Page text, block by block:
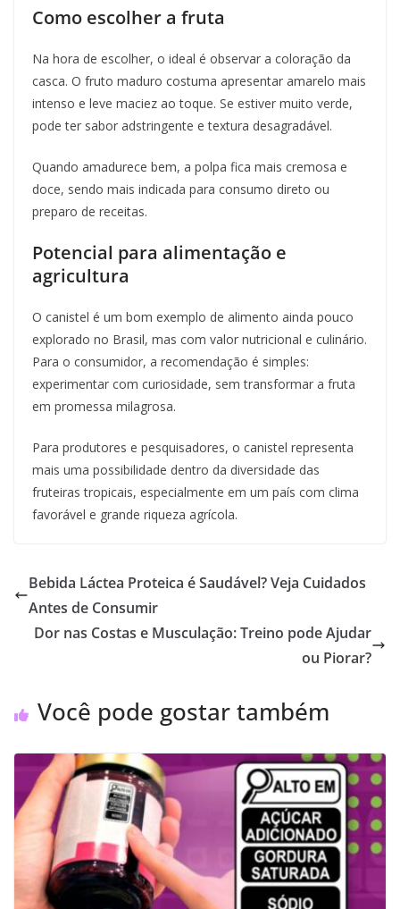
Como escolher a fruta
Na hora de escolher, o ideal é observar a coloração da
casca. O fruto maduro costuma apresentar amarelo mais
intenso e leve maciez ao toque. Se estiver muito verde,
pode ter sabor adstringente e textura desagradável.
Quando amadurece bem, a polpa fica mais cremosa e
doce, sendo mais indicada para consumo direto ou
preparo de receitas.
Potencial para alimentação e
agricultura
O canistel é um bom exemplo de alimento ainda pouco
explorado no Brasil, mas com valor nutricional e culinário.
Para o consumidor, a recomendação é simples:
experimentar com curiosidade, sem transformar a fruta
em promessa milagrosa.
Para produtores e pesquisadores, o canistel representa
mais uma possibilidade dentro da diversidade das
fruteiras tropicais, especialmente em um país com clima
favorável e grande riqueza agrícola.
Bebida Láctea Proteica é Saudável? Veja Cuidados
Antes de Consumir
Dor nas Costas e Musculação: Treino pode Ajudar
ou Piorar?
Você pode gostar também